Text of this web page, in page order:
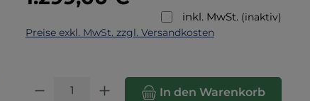
inkl. MwSt. (inaktiv)
Preise exkl. MwSt. zzgl. Versandkosten
Produkt Anzahl: Gib den gewünschten Wert ein oder
In den Warenkorb